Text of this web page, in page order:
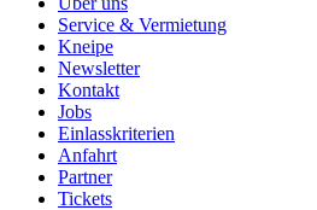
Service & Vermietung
Kneipe
Newsletter
Kontakt
Jobs
Einlasskriterien
Anfahrt
Partner
Tickets